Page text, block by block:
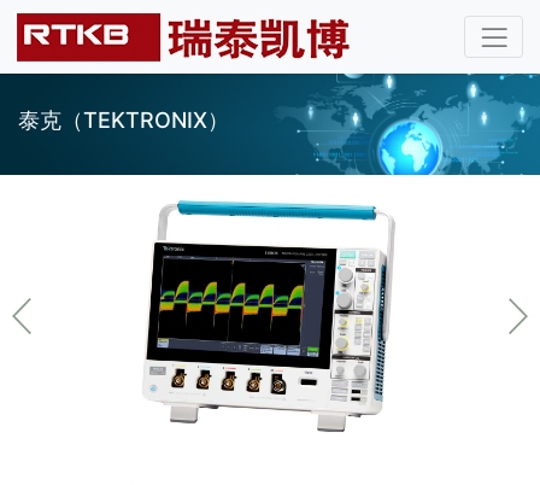
泰克（TEKTRONIX）